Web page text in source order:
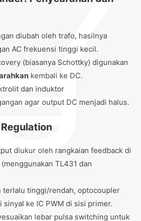
diubah oleh trafo, hasilnya
AC frekuensi tinggi kecil.
(biasanya Schottky) digunakan
kembali ke DC.
dan induktor
agar output DC menjadi halus.
diukur oleh rangkaian feedback di
TL431 dan
terlalu tinggi/rendah, optocoupler
sinyal ke IC PWM di sisi primer.
lebar pulsa switching untuk